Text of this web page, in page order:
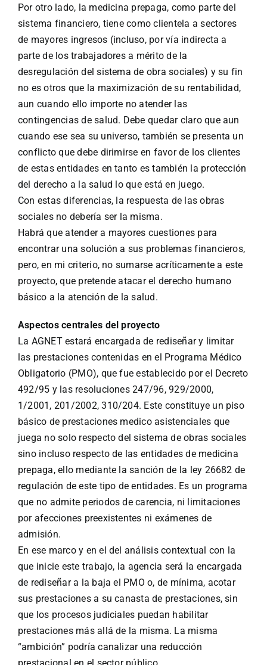
Por otro lado, la medicina prepaga, como parte del
sistema financiero, tiene como clientela a sectores
de mayores ingresos (incluso, por vía indirecta a
parte de los trabajadores a mérito de la
desregulación del sistema de obra sociales) y su fin
no es otros que la maximización de su rentabilidad,
aun cuando ello importe no atender las
contingencias de salud. Debe quedar claro que aun
cuando ese sea su universo, también se presenta un
conflicto que debe dirimirse en favor de los clientes
de estas entidades en tanto es también la protección
del derecho a la salud lo que está en juego.
Con estas diferencias, la respuesta de las obras
sociales no debería ser la misma.
Habrá que atender a mayores cuestiones para
encontrar una solución a sus problemas financieros,
pero, en mi criterio, no sumarse acríticamente a este
proyecto, que pretende atacar el derecho humano
básico a la atención de la salud.
Aspectos centrales del proyecto
La AGNET estará encargada de rediseñar y limitar
las prestaciones contenidas en el Programa Médico
Obligatorio (PMO), que fue establecido por el Decreto
492/95 y las resoluciones 247/96, 929/2000,
1/2001, 201/2002, 310/204. Este constituye un piso
básico de prestaciones medico asistenciales que
juega no solo respecto del sistema de obras sociales
sino incluso respecto de las entidades de medicina
prepaga, ello mediante la sanción de la ley 26682 de
regulación de este tipo de entidades. Es un programa
que no admite periodos de carencia, ni limitaciones
por afecciones preexistentes ni exámenes de
admisión.
En ese marco y en el del análisis contextual con la
que inicie este trabajo, la agencia será la encargada
de rediseñar a la baja el PMO o, de mínima, acotar
sus prestaciones a su canasta de prestaciones, sin
que los procesos judiciales puedan habilitar
prestaciones más allá de la misma. La misma
“ambición” podría canalizar una reducción